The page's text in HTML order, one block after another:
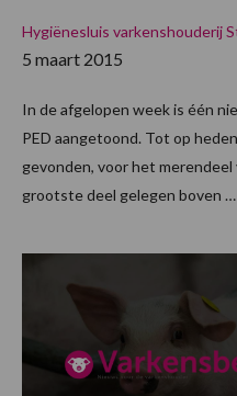
Hygiënesluis varkenshouderij
5 maart 2015
In de afgelopen week is één
PED aangetoond. Tot op
gevonden, voor het
grootste deel gelegen boven …